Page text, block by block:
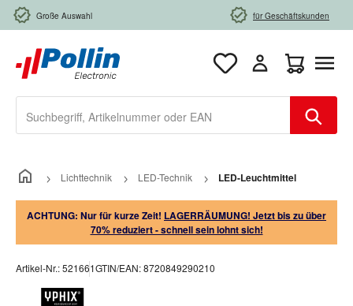
Zum Hauptinhalt springen
Große Auswahl für Geschäftskunden
Lichttechnik LED-Technik LED-Leuchtmittel
ACHTUNG: Nur für kurze Zeit! LAGERRÄUMUNG! Jetzt bis zu über
70% reduziert - schnell sein lohnt sich!
Artikel-Nr.:521661GTIN/EAN:8720849290210